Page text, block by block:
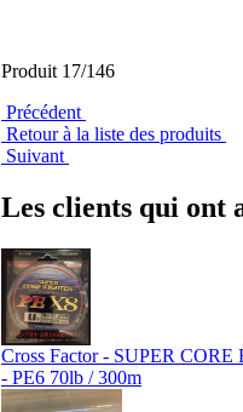
Produit 17/146
Précédent
Retour à la liste des produits
Suivant
Les clients qui ont
Cross Factor - SUPER
- PE6 70lb / 300m